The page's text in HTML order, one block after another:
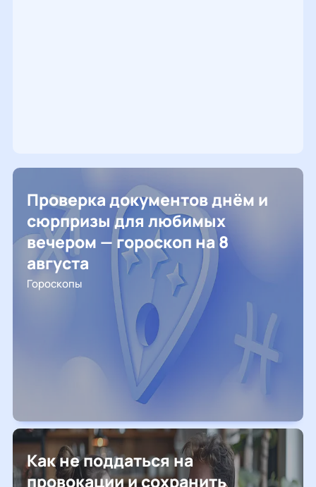
Проверка документов днём и
сюрпризы для любимых
вечером — гороскоп на 8
августа
Гороскопы
Как не поддаться на
провокации и сохранить